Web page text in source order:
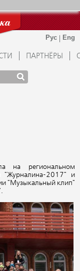
ПАРТНЁРЫ
на региональном
"Журналина-2017" и
"Музыкальный клип"